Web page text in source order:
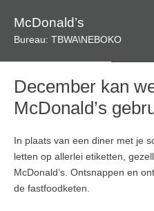
McDonald’s
Bureau: TBWA\NEBOKO
December kan
McDonald’s
In plaats van een diner met je
letten op allerlei etiketten,
McDonald’s. Ontsnappen en
de fastfoodketen.